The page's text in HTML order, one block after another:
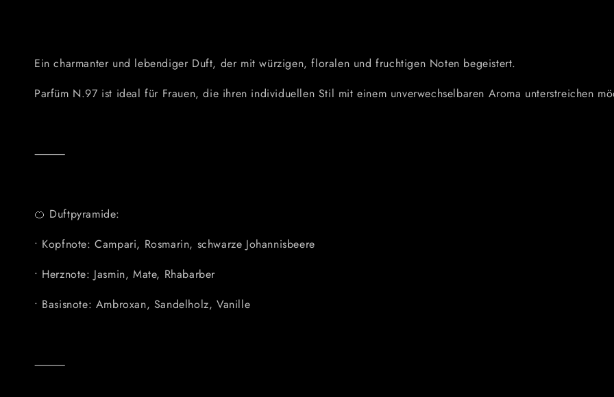
Ein charmanter und lebendiger Duft, der mit würzigen, floralen und fruchtigen Noten begeistert.
Parfüm N.97 ist ideal für Frauen, die ihren individuellen Stil mit einem unverwechselbaren Aroma unterstreichen
⸻
🍊 Duftpyramide:
• Kopfnote: Campari, Rosmarin, schwarze Johannisbeere
• Herznote: Jasmin, Mate, Rhabarber
• Basisnote: Ambroxan, Sandelholz, Vanille
⸻